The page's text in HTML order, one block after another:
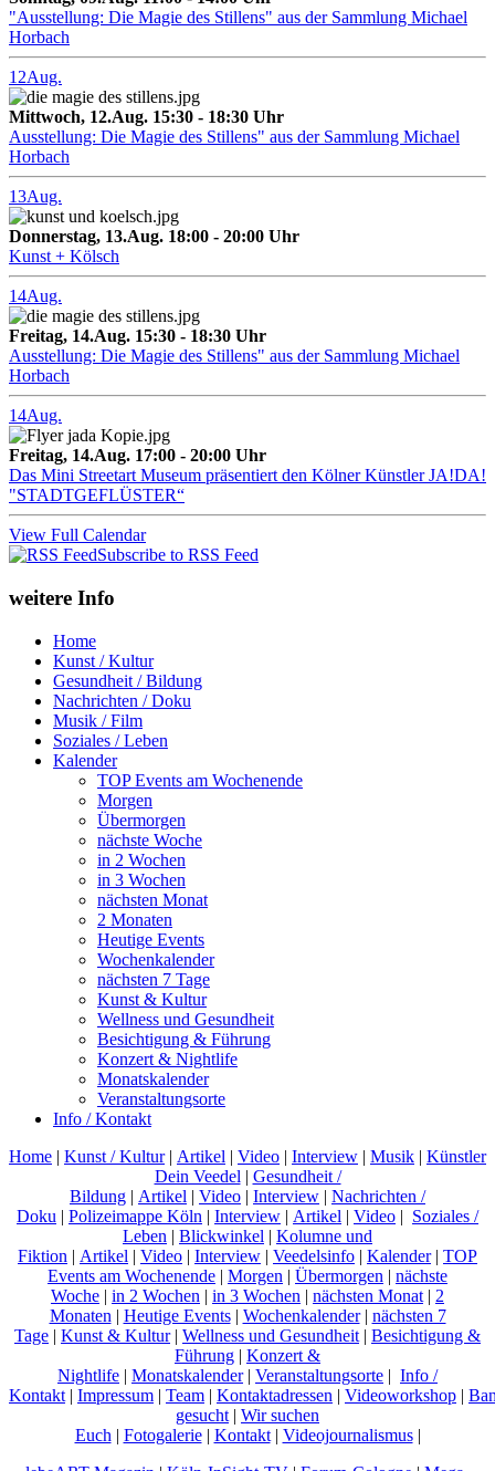
"Ausstellung: Die Magie des Stillens" aus der Sammlung Michael
Horbach
12Aug.
Mittwoch, 12.Aug. 15:30 - 18:30 Uhr
Ausstellung: Die Magie des Stillens" aus der Sammlung Michael
Horbach
13Aug.
Donnerstag, 13.Aug. 18:00 - 20:00 Uhr
Kunst + Kölsch
14Aug.
Freitag, 14.Aug. 15:30 - 18:30 Uhr
Ausstellung: Die Magie des Stillens" aus der Sammlung Michael
Horbach
14Aug.
Freitag, 14.Aug. 17:00 - 20:00 Uhr
Das Mini Streetart Museum präsentiert den Kölner Künstler JA!DA!
"STADTGEFLÜSTER“
View Full Calendar
Subscribe to RSS Feed
weitere Info
Home
Kunst / Kultur
Gesundheit / Bildung
Nachrichten / Doku
Musik / Film
Soziales / Leben
Kalender
TOP Events am Wochenende
Morgen
Übermorgen
nächste Woche
in 2 Wochen
in 3 Wochen
nächsten Monat
2 Monaten
Heutige Events
Wochenkalender
nächsten 7 Tage
Kunst & Kultur
Wellness und Gesundheit
Besichtigung & Führung
Konzert & Nightlife
Monatskalender
Veranstaltungsorte
Info / Kontakt
Home | Kunst / Kultur| Artikel | Video | Interview | Musik | Künstler
Dein Veedel | Gesundheit /
Bildung | Artikel | Video | Interview | Nachrichten /
Doku | Polizeimappe Köln | Interview | Artikel | Video | Soziales /
Leben | Blickwinkel | Kolumne und
Fiktion | Artikel | Video | Interview | Veedelsinfo | Kalender| TOP
Events am Wochenende | Morgen | Übermorgen | nächste
Woche | in 2 Wochen | in 3 Wochen | nächsten Monat | 2
Monaten | Heutige Events| Wochenkalender| nächsten 7
Tage | Kunst & Kultur| Wellness und Gesundheit | Besichtigung &
Führung | Konzert &
Nightlife | Monatskalender| Veranstaltungsorte | Info /
Kontakt | Impressum | Team | Kontaktadressen | Videoworkshop |
gesucht | Wir suchen
Euch | Fotogalerie| Kontakt| Videojournalismus|